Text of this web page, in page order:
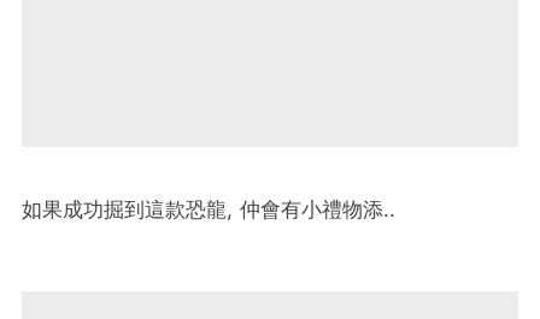
如果成功掘到這款恐龍, 仲會有小禮物添..